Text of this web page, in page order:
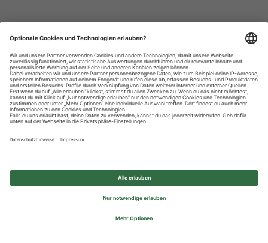
Datenschutzhinweise
Impressum
Privatsphäre-Einstellungen
© 2026 REWE Group - All rights reserved